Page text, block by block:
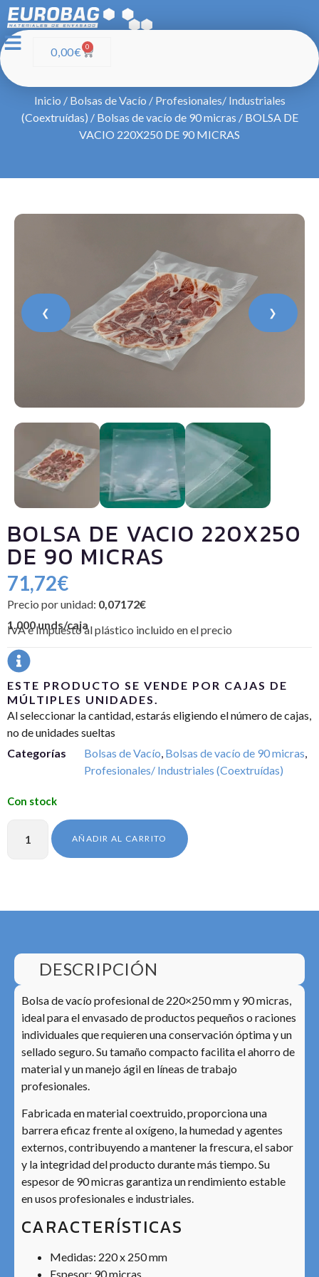
0,00€ 0
Inicio / Bolsas de Vacío / Profesionales/ Industriales
(Coextruídas) / Bolsas de vacío de 90 micras / BOLSA DE
VACIO 220X250 DE 90 MICRAS
❮ ❯
BOLSA DE VACIO 220X250
DE 90 MICRAS
71,72€
Precio por unidad: 0,07172€
1.000 unds/caja
IVA e Impuesto al plástico incluido en el precio
ESTE PRODUCTO SE VENDE POR CAJAS DE
MÚLTIPLES UNIDADES.
Al seleccionar la cantidad, estarás eligiendo el número de cajas,
no de unidades sueltas
Categorías
Bolsas de Vacío, Bolsas de vacío de 90 micras,
Profesionales/ Industriales (Coextruídas)
AÑADIR AL CARRITO
DESCRIPCIÓN
Bolsa de vacío profesional de 220×250 mm y 90 micras,
ideal para el envasado de productos pequeños o raciones
individuales que requieren una conservación óptima y un
sellado seguro. Su tamaño compacto facilita el ahorro de
material y un manejo ágil en líneas de trabajo
profesionales.
Fabricada en material coextruido, proporciona una
barrera eficaz frente al oxígeno, la humedad y agentes
externos, contribuyendo a mantener la frescura, el sabor
y la integridad del producto durante más tiempo. Su
espesor de 90 micras garantiza un rendimiento estable
en usos profesionales e industriales.
CARACTERÍSTICAS
Medidas: 220 x 250 mm
Espesor: 90 micras